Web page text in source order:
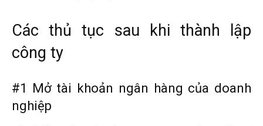
Các thủ tục sau khi thành lập
công ty
#1 Mở tài khoản ngân hàng của doanh
nghiệp